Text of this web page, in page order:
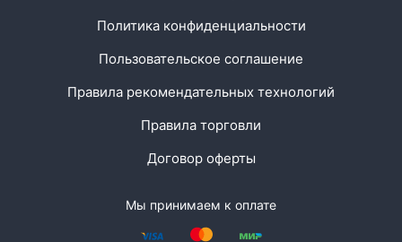
Политика конфиденциальности
Пользовательское соглашение
Правила рекомендательных технологий
Правила торговли
Договор оферты
Мы принимаем к оплате